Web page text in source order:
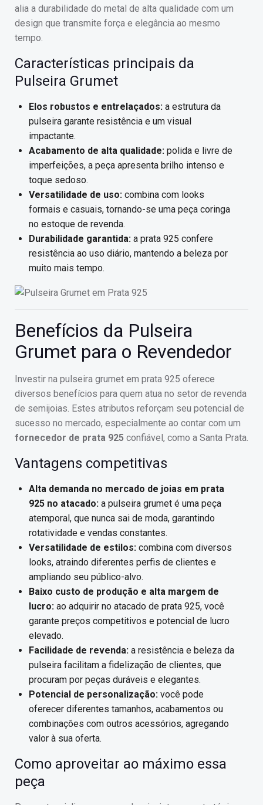
alia a durabilidade do metal de alta qualidade com um
design que transmite força e elegância ao mesmo
tempo.
Características principais da
Pulseira Grumet
Elos robustos e entrelaçados: a estrutura da
pulseira garante resistência e um visual
impactante.
Acabamento de alta qualidade: polida e livre de
imperfeições, a peça apresenta brilho intenso e
toque sedoso.
Versatilidade de uso: combina com looks
formais e casuais, tornando-se uma peça coringa
no estoque de revenda.
Durabilidade garantida: a prata 925 confere
resistência ao uso diário, mantendo a beleza por
muito mais tempo.
Benefícios da Pulseira
Grumet para o Revendedor
Investir na pulseira grumet em prata 925 oferece
diversos benefícios para quem atua no setor de revenda
de semijoias. Estes atributos reforçam seu potencial de
sucesso no mercado, especialmente ao contar com um
fornecedor de prata 925 confiável, como a Santa Prata.
Vantagens competitivas
Alta demanda no mercado de joias em prata
925 no atacado: a pulseira grumet é uma peça
atemporal, que nunca sai de moda, garantindo
rotatividade e vendas constantes.
Versatilidade de estilos: combina com diversos
looks, atraindo diferentes perfis de clientes e
ampliando seu público-alvo.
Baixo custo de produção e alta margem de
lucro: ao adquirir no atacado de prata 925, você
garante preços competitivos e potencial de lucro
elevado.
Facilidade de revenda: a resistência e beleza da
pulseira facilitam a fidelização de clientes, que
procuram por peças duráveis e elegantes.
Potencial de personalização: você pode
oferecer diferentes tamanhos, acabamentos ou
combinações com outros acessórios, agregando
valor à sua oferta.
Como aproveitar ao máximo essa
peça